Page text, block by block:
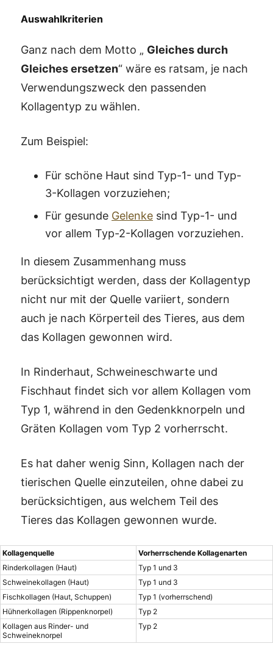
Auswahlkriterien
Ganz nach dem Motto „ Gleiches durch
Gleiches ersetzen“ wäre es ratsam, je nach
Verwendungszweck den passenden
Kollagentyp zu wählen.
Zum Beispiel:
Für schöne Haut sind Typ-1- und Typ-
3-Kollagen vorzuziehen;
Für gesunde Gelenke sind Typ-1- und
vor allem Typ-2-Kollagen vorzuziehen.
In diesem Zusammenhang muss
berücksichtigt werden, dass der Kollagentyp
nicht nur mit der Quelle variiert, sondern
auch je nach Körperteil des Tieres, aus dem
das Kollagen gewonnen wird.
In Rinderhaut, Schweineschwarte und
Fischhaut findet sich vor allem Kollagen vom
Typ 1, während in den Gedenkknorpeln und
Gräten Kollagen vom Typ 2 vorherrscht.
Es hat daher wenig Sinn, Kollagen nach der
tierischen Quelle einzuteilen, ohne dabei zu
berücksichtigen, aus welchem Teil des
Tieres das Kollagen gewonnen wurde.
Kollagenquelle
Vorherrschende Kollagenarten
Rinderkollagen (Haut)
Typ 1 und 3
Schweinekollagen (Haut)
Typ 1 und 3
Fischkollagen (Haut, Schuppen)
Typ 1 (vorherrschend)
Hühnerkollagen (Rippenknorpel)
Typ 2
Kollagen aus Rinder- und
Schweineknorpel
Typ 2